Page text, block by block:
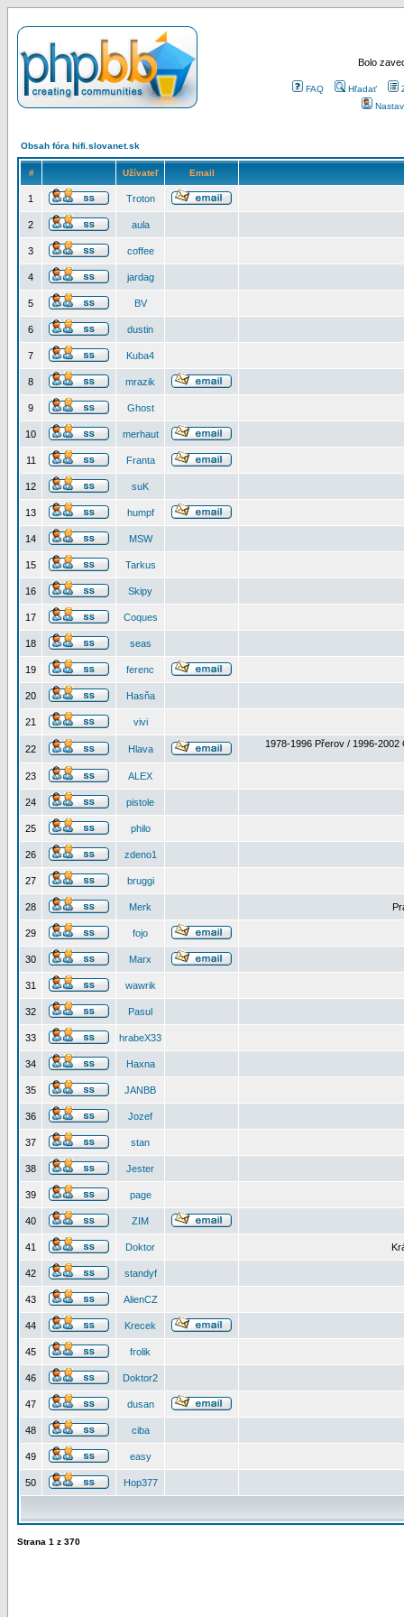
Bolo
FAQ Hľadať
Obsah fóra hifi.slovanet.sk
# Užívateľ Email
1 Troton
2 aula
3 coffee
4 jardag
5 BV
6 dustin
7 Kuba4
8 mrazik
9 Ghost
10 merhaut
11 Franta
12 suK
13 humpf
14 MSW
15 Tarkus
16 Skipy
17 Coques
18 seas
19 ferenc
20 Hasňa
21 vivi
22 Hlava 1978-1996 Přerov / 1996-2002
23 ALEX
24 pistole
25 philo
26 zdeno1
27 bruggi
28 Merk
29 fojo
30 Marx
31 wawrik
32 Pasul
33 hrabeX33
34 Haxna
35 JANBB
36 Jozef
37 stan
38 Jester
39 page
40 ZIM
41 Doktor
42 standyf
43 AlienCZ
44 Krecek
45 frolik
46 Doktor2
47 dusan
48 ciba
49 easy
50 Hop377
Strana 1 z 370